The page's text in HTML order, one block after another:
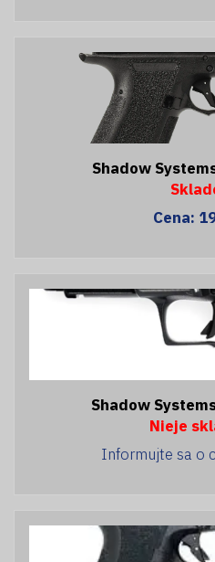
Shadow
Cena:
Shadow
Nieje
Informujte sa o